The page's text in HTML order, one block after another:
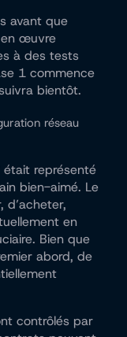
avant que
en œuvre
à des tests
1 commence
bientôt.
réseau
représenté
bien-aimé. Le
d’acheter,
en
Bien que
abord, de
contrôlés par